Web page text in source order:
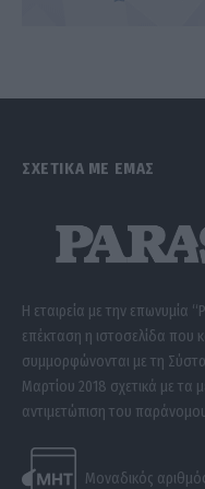
ΣΧΕΤΙΚΑ ΜΕ ΕΜΑΣ
Η εταιρεία με την επωνυμία
επέκταση η ιστοσελίδα που
συμμορφώνονται με τη
Μαρτίου 2018 σχετικά με τα
αντιμετώπιση του
Μοναδικός